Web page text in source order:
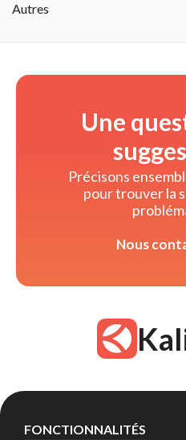
Autres
Une
Précisons
pour trouver la
Nous
FONCTIONNALITÉS